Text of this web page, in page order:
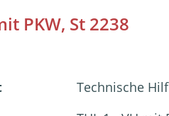
PKW, St 2238
Technische